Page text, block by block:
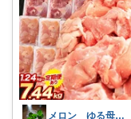
メロン ゆる母ごはん